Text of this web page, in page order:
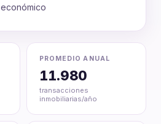
económico
PROMEDIO ANUAL
11.980
transacciones
inmobiliarias/año